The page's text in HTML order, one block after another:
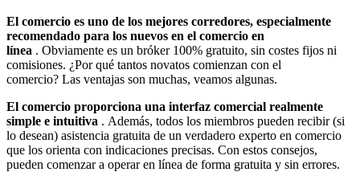
El comercio es uno de los mejores corredores, especialmente
recomendado para los nuevos en el comercio en
línea . Obviamente es un bróker 100% gratuito, sin costes fijos ni
comisiones. ¿Por qué tantos novatos comienzan con el
comercio? Las ventajas son muchas, veamos algunas.
El comercio proporciona una interfaz comercial realmente
simple e intuitiva . Además, todos los miembros pueden recibir (si
lo desean) asistencia gratuita de un verdadero experto en comercio
que los orienta con indicaciones precisas. Con estos consejos,
pueden comenzar a operar en línea de forma gratuita y sin errores.